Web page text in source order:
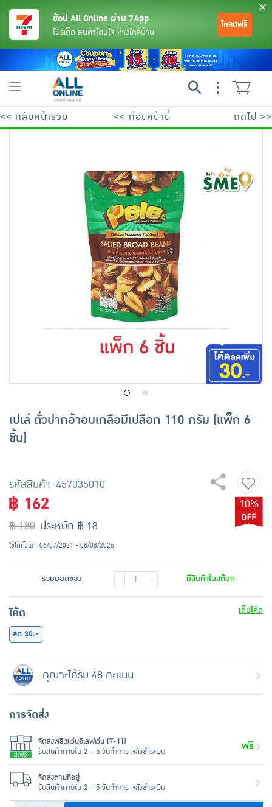
ขนมขบเคี้ยว และช็อคโกแลต
ช้อป All Online ผ่าน 7App
โปรเด็ด สินค้าโดนใจ ห้างใกล้บ้าน
โหลดฟรี
Toggle
<< กลับหน้ารวม << ก่อนหน้านี้ ถัดไป >>
เปเล่ ถั่วปากอ้าอบเกลือมีเปลือก 110 กรัม (แพ็ก 6
ชิ้น)
รหัสสินค้า 457035010
฿ 162
฿ 180
10%
ประหยัด ฿ 18
ใช้ได้ตั้งแต่ 06/07/2021 - 08/08/2026
รวมยอดของ - + มีสินค้าในสต๊อก
โค้ด
เก็บโค้ด
ลด 30.-
คุณจะได้รับ 48 คะแนน
การจัดส่ง
จัดส่งฟรีเซเว่นอีเลฟเว่น (7-11)
รับสินค้าภายใน 2 - 5 วันทำการ หลังชำระเงิน
ฟรี
จัดส่งตามที่อยู่
รับสินค้าภายใน 2 - 5 วันทำการ หลังชำระเงิน